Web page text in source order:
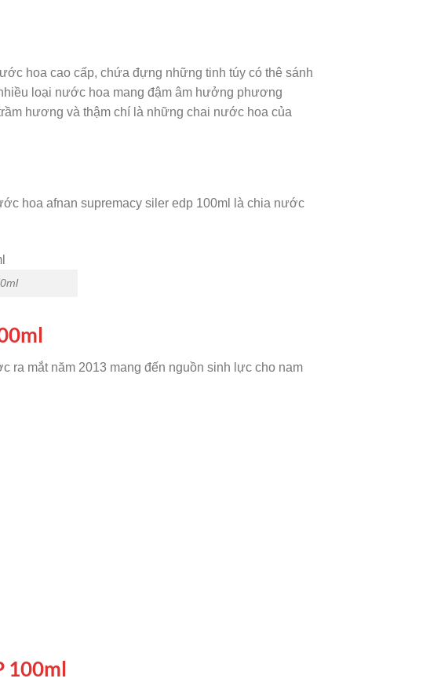
hoa cao cấp, chứa đựng những tinh túy có thê sánh
loại nước hoa mang đậm âm hưởng phương
hương và thậm chí là những chai nước hoa của
hoa afnan supremacy siler edp 100ml là chia nước
ra mắt năm 2013 mang đến nguồn sinh lực cho nam
100ml